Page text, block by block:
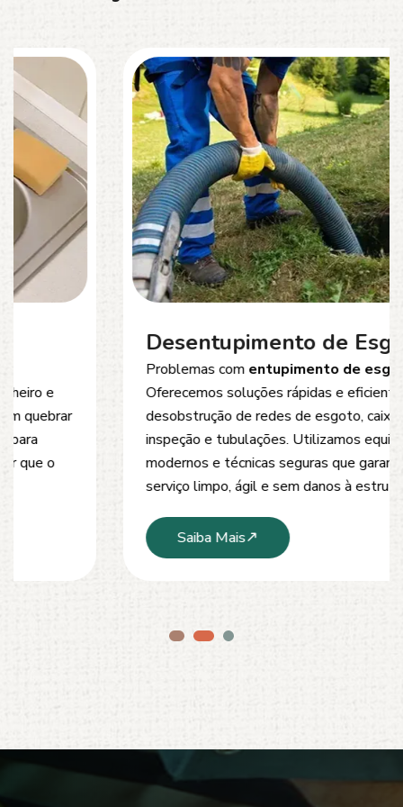
Desentupimento de Esgoto
entupimento de esgoto?
Oferecemos soluções rápidas e eficientes para
desobstrução de redes de esgoto, caixas de
inspeção e tubulações. Utilizamos equipamentos
modernos e técnicas seguras que garantem um
serviço limpo, ágil e sem danos à estrutura.